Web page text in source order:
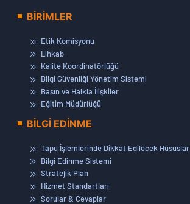
BİRİMLER
Etik Komisyonu
Lihkab
Kalite Koordinatörlüğü
Bilgi Güvenliği Yönetim Sistemi
Basın ve Halkla İlişkiler
Eğitim Müdürlüğü
BİLGİ EDİNME
Tapu İşlemlerinde Dikkat Edilecek Hususlar
Bilgi Edinme Sistemi
Stratejik Plan
Hizmet Standartları
Sorular & Cevaplar